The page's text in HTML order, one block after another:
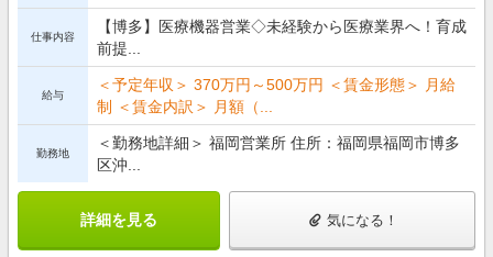
仕事内容
【博多】医療機器営業◇未経験から医療業界へ！育成
前提...
給与
＜予定年収＞ 370万円～500万円 ＜賃金形態＞ 月給
制 ＜賃金内訳＞ 月額（...
勤務地
＜勤務地詳細＞ 福岡営業所 住所：福岡県福岡市博多
区沖...
詳細を見る 気になる！